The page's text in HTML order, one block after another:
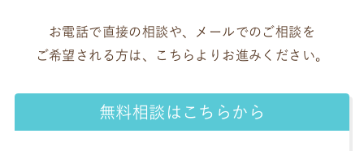
お電話で直接の相談や、メールでのご相談を
ご希望される方は、こちらよりお進みください。
無料相談はこちらから